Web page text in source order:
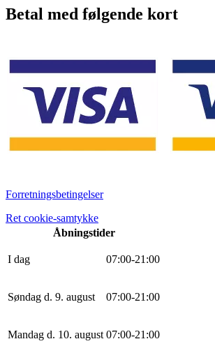
Betal med følgende kort
Forretningsbetingelser
Ret cookie-samtykke
Åbningstider
I dag 07:00-21 :00
Søndag d. 9. august 07:00-21 :00
Mandag d. 10. august 07:00-21 :00